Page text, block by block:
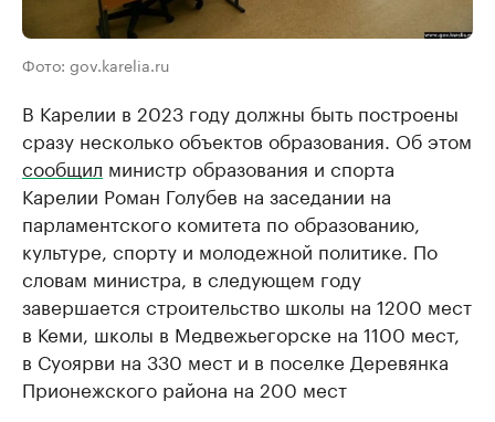
Фото: gov.karelia.ru
В Карелии в 2023 году должны быть построены
сразу несколько объектов образования. Об этом
сообщил министр образования и спорта
Карелии Роман Голубев на заседании на
парламентского комитета по образованию,
культуре, спорту и молодежной политике. По
словам министра, в следующем году
завершается строительство школы на 1200 мест
в Кеми, школы в Медвежьегорске на 1100 мест,
в Суоярви на 330 мест и в поселке Деревянка
Прионежского района на 200 мест